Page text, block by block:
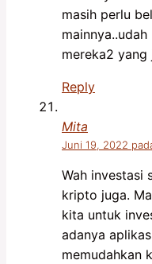
masih perlu
mereka2 yang
Reply
Mita
Juni 19, 2022
Wah investasi
kripto juga.
kita untuk
adanya
memudahkan